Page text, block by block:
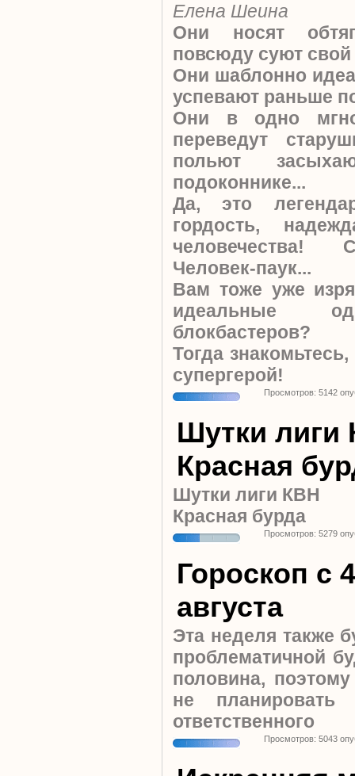
Елена Шеина
Они носят
повсюду суют свой
Они шаблонно
успевают раньше
Они в одно
переведут
польют
подоконнике...
Да, это
гордость,
человечества!
Человек-паук...
Вам тоже уже
идеальные
блокбастеров?
Тогда
супергерой!
Просмотров: 5142
Шутки лиги
Красная
Шутки лиги КВН
Красная бурда
Просмотров: 5279
Гороскоп c
августа
Эта неделя также
проблематичной
половина,
не
ответственного
Просмотров: 5043